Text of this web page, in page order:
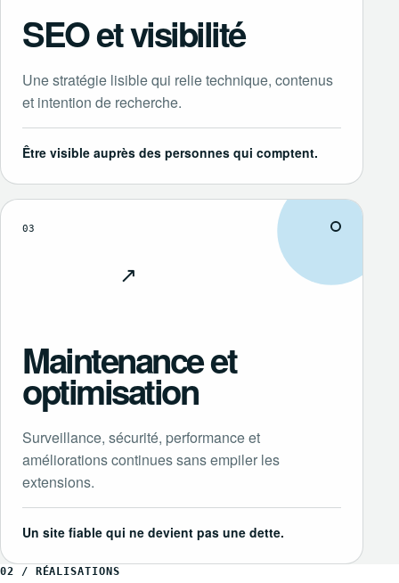
SEO et visibilité
Une stratégie lisible qui relie technique, contenus
et intention de recherche.
Être visible auprès des personnes qui comptent.
03
Maintenance et
optimisation
Surveillance, sécurité, performance et
améliorations continues sans empiler les
extensions.
Un site fiable qui ne devient pas une dette.
↗
02 / RÉALISATIONS